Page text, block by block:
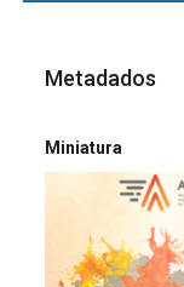
Metadados
Miniatura